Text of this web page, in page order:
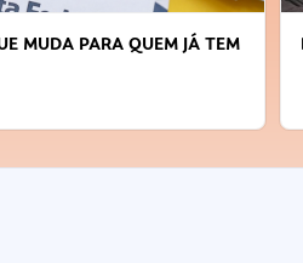
MUDA PARA QUEM JÁ TEM